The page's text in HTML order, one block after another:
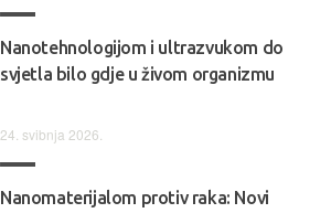
Nanotehnologijom i ultrazvukom do
svjetla bilo gdje u živom organizmu
24. svibnja 2026.
Nanomaterijalom protiv raka: Novi